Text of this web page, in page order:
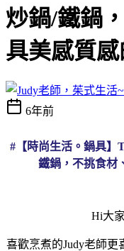
炒鍋/鐵鍋
具美感質感
6年前
#【時尚生活。鍋具】
鐵鍋，不挑食材
Hi大
喜歡烹煮的Judy老師更